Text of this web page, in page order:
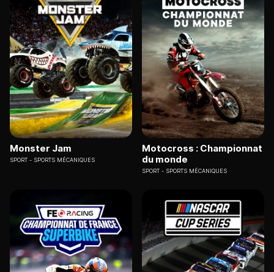
Monster Jam
SPORT SPORTS MÉCANIQUES
Motocross : Championnat
du monde
SPORT SPORTS MÉCANIQUES